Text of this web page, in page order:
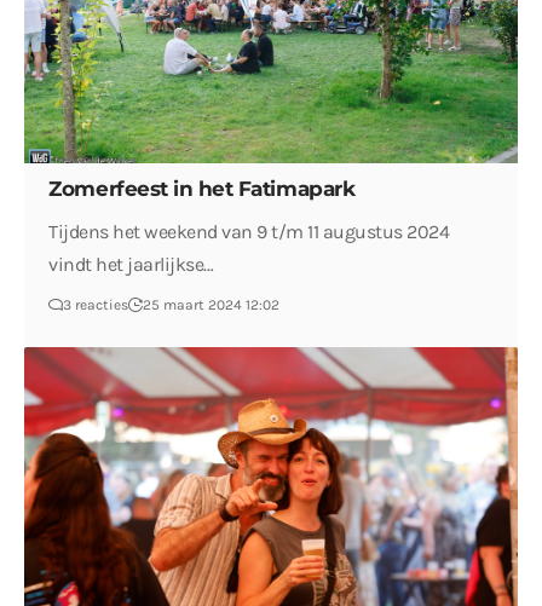
Zomerfeest in het Fatimapark
Tijdens het weekend van 9 t/m 11 augustus 2024
vindt het jaarlijkse…
3 reacties 25 maart 2024 12:02